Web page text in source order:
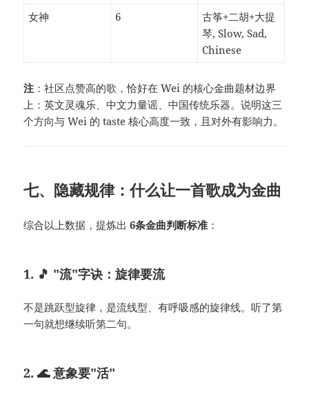
女神
6
古筝+二胡+大提
琴, Slow, Sad,
Chinese
注 ：社区点赞高的歌，恰好在 Wei 的核心金曲题材边界
上：英文灵魂乐、中文力量谣、中国传统乐器。说明这三
个方向与 Wei 的 taste 核心高度一致，且对外有影响力。
七、隐藏规律：什么让一首歌成为金曲
综合以上数据，提炼出6条金曲判断标准 ：
1. 🎵 "流"字诀：旋律要流
不是跳跃型旋律，是流线型、有呼吸感的旋律线。听了第
一句就想继续听第二句。
2. 🌊 意象要"活"